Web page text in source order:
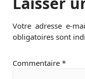
Votre adresse e-
obligatoires sont
Commentaire *